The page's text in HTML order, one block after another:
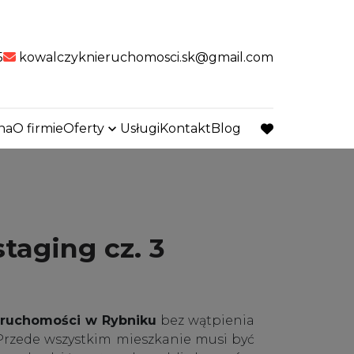
kowalczyknieruchomosci.sk@gmail.com
O firmieOferty UsługiKontaktBlog
favorite
cz. 3
w Rybniku bez wątpienia
wszystkim mieszkanie musi być